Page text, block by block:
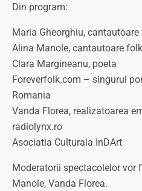
Din program:
Maria Gheorghiu,
Alina Manole, cantautoare folk
Clara Margineanu, poeta
Foreverfolk.com – singurul
Romania
Vanda Florea, realizatoarea
radiolynx.ro
Asociatia Culturala InDArt
Moderatorii spectacolelor vor
Manole, Vanda Florea.